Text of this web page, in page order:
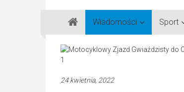
Gazeta
Regionalna
Częstochowa,
Kłobuck,
Myszków
Wiadomości Sport
24 kwietnia, 2022